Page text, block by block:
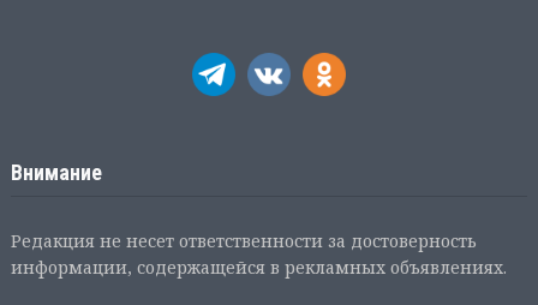
Внимание
Редакция не несет ответственности за достоверность
информации, содержащейся в рекламных объявлениях.